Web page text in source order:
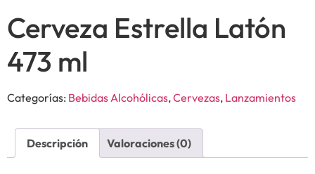
Cerveza Estrella Latón
473 ml
Categorías: Bebidas Alcohólicas,Cervezas, Lanzamientos
Descripción Valoraciones (0)